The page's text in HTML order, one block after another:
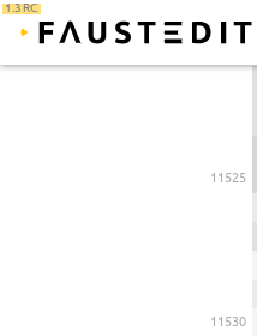
1.3 RC
11525
11530